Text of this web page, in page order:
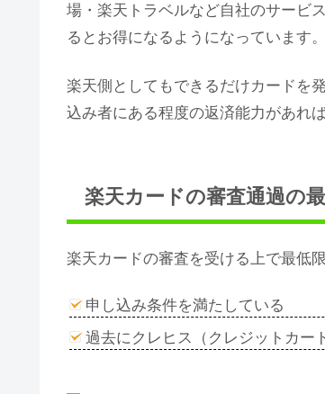
場・楽天トラベルなど自社のサービ
るとお得になるようになっています。
楽天側としてもできるだけカードを
込み者にある程度の返済能力があれ
楽天カードの審査通過の
楽天カードの審査を受ける上で最低
申し込み条件を満たしている
過去にクレヒス（クレジットカー